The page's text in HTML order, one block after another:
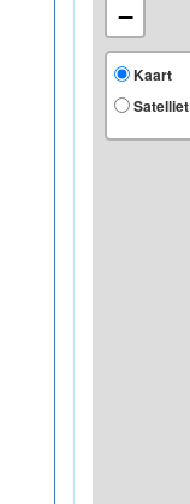
−
Kaart
Satelliet